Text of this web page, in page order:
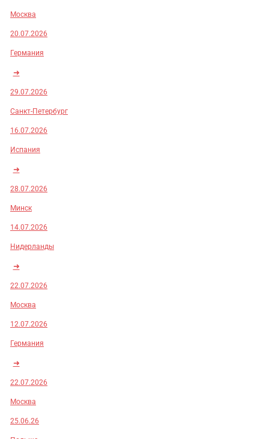
Москва
20.07.2026
Германия
➜
29.07.2026
Санкт-Петербург
16.07.2026
Испания
➜
28.07.2026
Минск
14.07.2026
Нидерланды
➜
22.07.2026
Москва
12.07.2026
Германия
➜
22.07.2026
Москва
25.06.26